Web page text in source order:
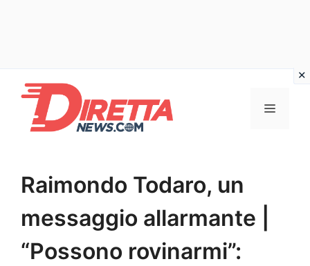
contenuto
Menu
Raimondo Todaro, un
messaggio allarmante |
“Possono rovinarmi”: